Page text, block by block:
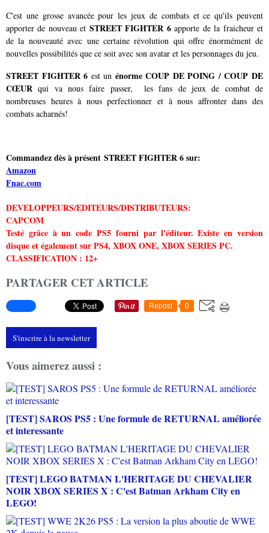
C'est une grosse avancée pour les jeux de combats et ce qu'ils peuvent
apporter de nouveau et STREET FIGHTER 6apporte de la fraicheur et
de la nouveauté avec une certaine révolution qui offre énormément de
nouvelles possibilités que ce soit avec son avatar et les personnages du jeu.
STREET FIGHTER 6 est un énorme COUP DE POING / COUP DE
CŒUR qui va nous faire passer, les fans de jeux de combat de
nombreuses heures à nous perfectionner et à nous affronter dans des
combats acharnés!
Commandez dès à présent STREET FIGHTER 6sur:
Amazon
Fnac.com
DEVELOPPEURS/EDITEURS/DISTRIBUTEURS:
CAPCOM
Testé grâce à un code PS5 fourni par l'éditeur. Existe en version
disque et également sur PS4, XBOX ONE, XBOX SERIES PC.
CLASSIFICATION : 12+
PARTAGER CET ARTICLE
Repost 0
S'inscrire à la newsletter
Vous aimerez aussi :
[TEST] SAROS PS5 : Une formule de RETURNAL améliorée
et interessante
[TEST] LEGO BATMAN L'HERITAGE DU CHEVALIER
NOIR XBOX SERIES X : C'est Batman Arkham City en
LEGO!